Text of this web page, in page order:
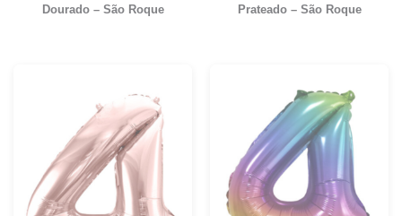
Dourado – São Roque
Prateado – São Roque